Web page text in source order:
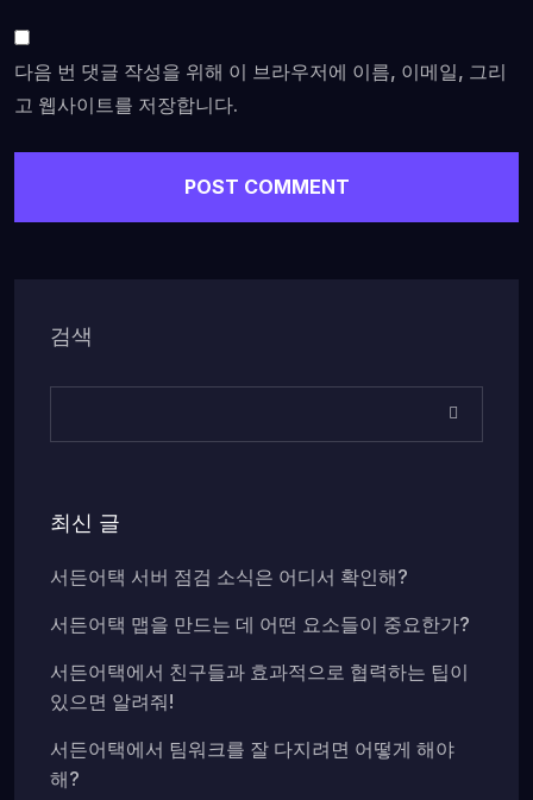
다음 번 댓글 작성을 위해 이 브라우저에 이름, 이메일, 그리
고 웹사이트를 저장합니다.
검색
최신 글
서든어택 서버 점검 소식은 어디서 확인해?
서든어택 맵을 만드는 데 어떤 요소들이 중요한가?
서든어택에서 친구들과 효과적으로 협력하는 팁이
있으면 알려줘!
서든어택에서 팀워크를 잘 다지려면 어떻게 해야
해?